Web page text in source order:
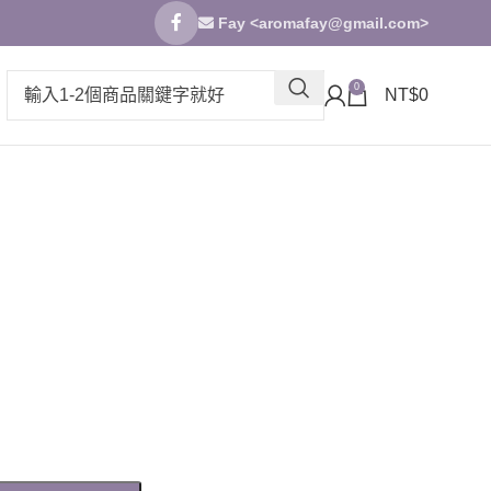
Fay <aromafay@gmail.com>
0 NT$0